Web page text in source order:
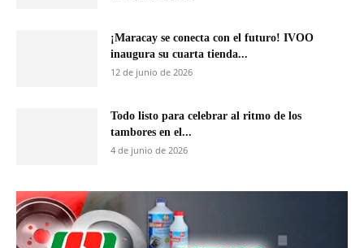
¡Maracay se conecta con el futuro! IVOO
inaugura su cuarta tienda...
12 de junio de 2026
Todo listo para celebrar al ritmo de los
tambores en el...
4 de junio de 2026